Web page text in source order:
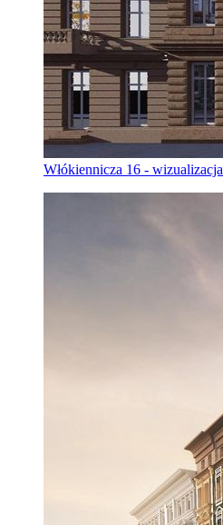
Włókiennicza 16 - wizualizacja